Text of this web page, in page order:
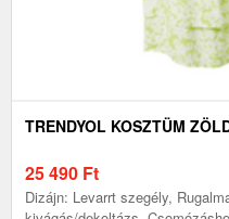
TRENDYOL KOSZTÜM
25 490 Ft
Dizájn: Levarrt szegély,